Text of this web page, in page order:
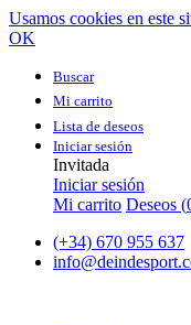
Usamos cookies en este
OK
Buscar
Mi carrito
Lista de deseos
Iniciar sesión
Invitada
Iniciar sesión
Mi carrito Deseos (
(+34) 670 955 637